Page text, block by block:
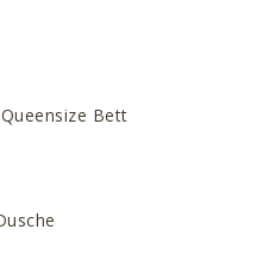
Bett